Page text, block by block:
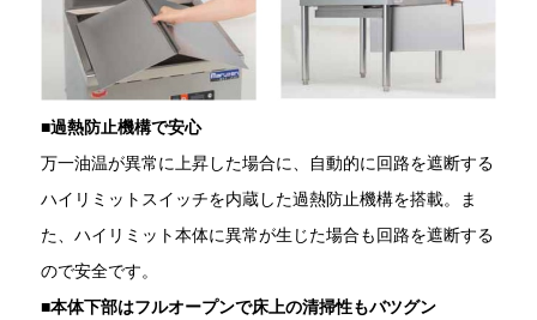
■過熱防止機構で安心
万一油温が異常に上昇した場合に、自動的に回路を遮断する
ハイリミットスイッチを内蔵した過熱防止機構を搭載。ま
た、ハイリミット本体に異常が生じた場合も回路を遮断する
ので安全です。
■本体下部はフルオープンで床上の清掃性もバツグン